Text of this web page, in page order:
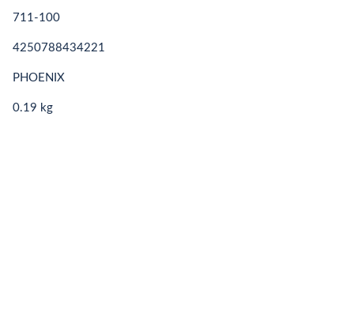
711-100
4250788434221
PHOENIX
0.19 kg